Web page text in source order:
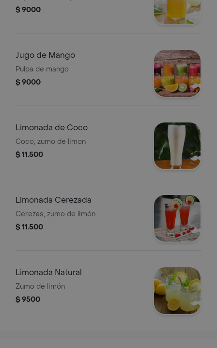
$ 9000
Jugo de Mango
Pulpa de mango
$ 9000
Limonada de Coco
Coco, zumo de limon
$ 11.500
Limonada Cerezada
Cerezas, zumo de limón
$ 11.500
Limonada Natural
Zumo de limón
$ 9500